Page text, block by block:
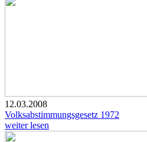
12.03.2008
Volksabstimmungsgesetz 1972
weiter lesen